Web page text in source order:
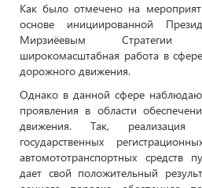
Как было отмечено на
основе инициированной
Мирзиёевым Стратегии
широкомасштабная работа в
дорожного движения.
Однако в данной сфере
проявления в области
движения. Так,
государственных
автомототранспортных средств
дает свой положительный